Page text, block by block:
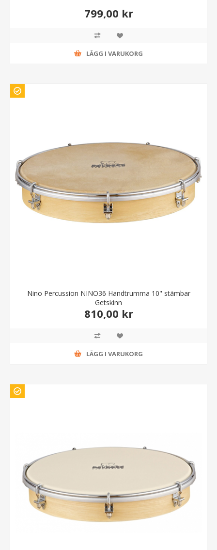
799,00 kr
LÄGG I VARUKORG
Nino Percussion NINO36 Handtrumma 10" stämbar
Getskinn
810,00 kr
LÄGG I VARUKORG